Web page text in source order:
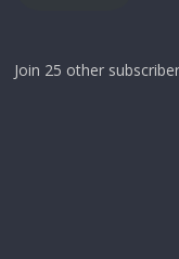
Join 25 other